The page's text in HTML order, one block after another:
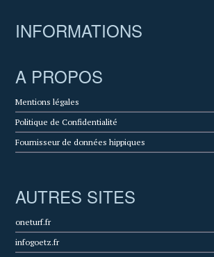
INFORMATIONS
A PROPOS
Mentions légales
Politique de Confidentialité
Fournisseur de données hippiques
AUTRES SITES
oneturf.fr
infogoetz.fr